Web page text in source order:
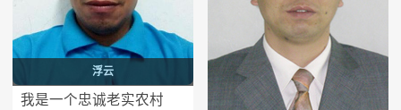
浮云
我是一个忠诚老实农村